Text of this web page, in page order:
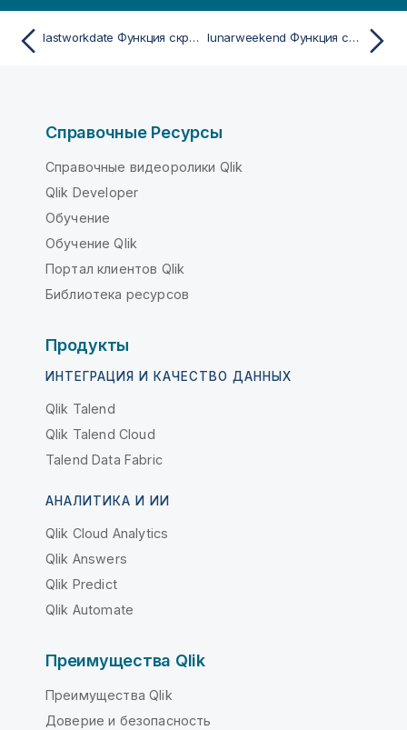
lastworkdate Функция скрипта и диаграммы lunarweekend Функция скрипта и диаграммы
Справочные Ресурсы
Справочные видеоролики Qlik
Qlik Developer
Обучение
Обучение Qlik
Портал клиентов Qlik
Библиотека ресурсов
Продукты
ИНТЕГРАЦИЯ И КАЧЕСТВО ДАННЫХ
Qlik Talend
Qlik Talend Cloud
Talend Data Fabric
АНАЛИТИКА И ИИ
Qlik Cloud Analytics
Qlik Answers
Qlik Predict
Qlik Automate
Преимущества Qlik
Преимущества Qlik
Доверие и безопасность